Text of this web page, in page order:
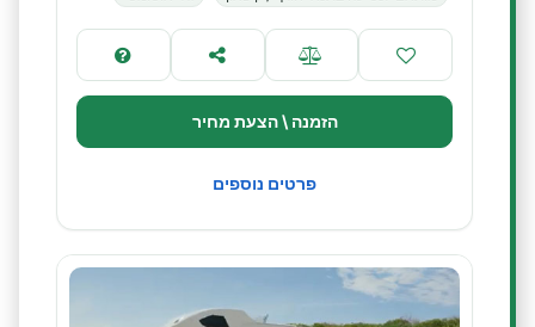
הזמנה \ הצעת מחיר
פרטים נוספים